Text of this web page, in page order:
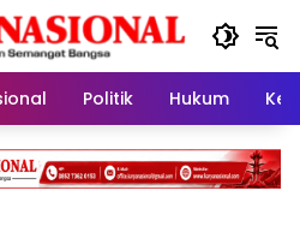
Politik Hukum